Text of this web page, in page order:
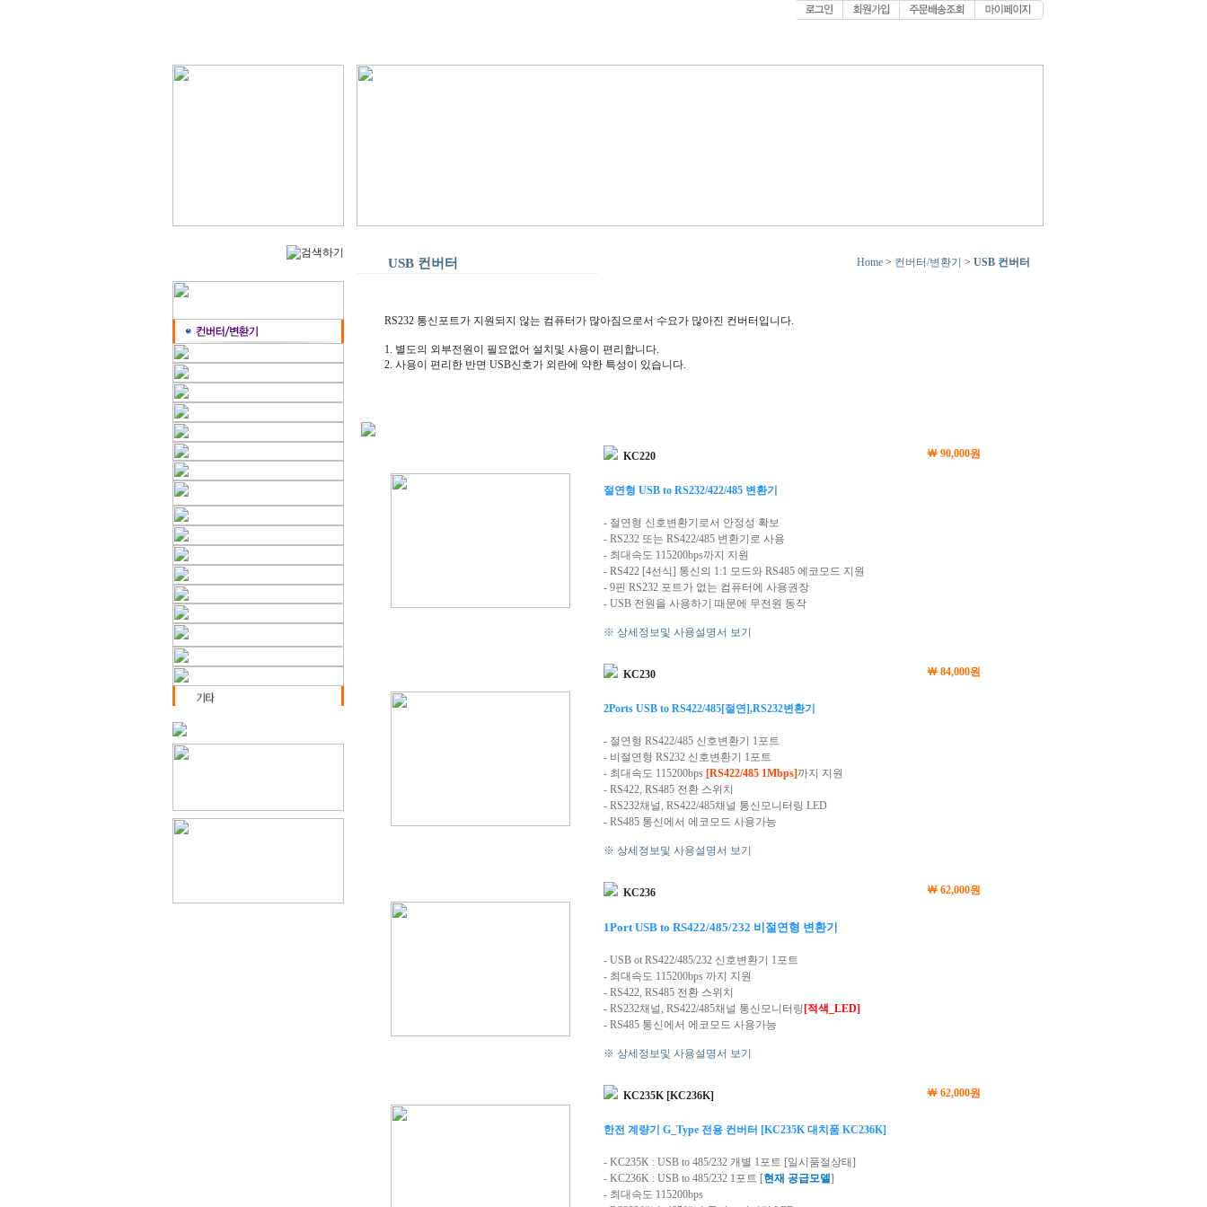
USB 컨버터 Home > 컨버터/변환기 > USB 컨버터
RS232 통신포트가 지원되지 않는 컴퓨터가 많아짐으로서 수요가 많아진 컨버터입니다.
1. 별도의 외부전원이 필요없어 설치및 사용이 편리합니다.
2. 사용이 편리한 반면 USB신호가 외란에 약한 특성이 있습니다.
KC220 ￦ 90,000원
절연형 USB to RS232/422/485 변환기
- 절연형 신호변환기로서 안정성 확보
- RS232 또는 RS422/485 변환기로 사용
- 최대속도 115200bps까지 지원
- RS422 [4선식] 통신의 1:1 모드와 RS485 에코모드 지원
- 9핀 RS232 포트가 없는 컴퓨터에 사용권장
- USB 전원을 사용하기 때문에 무전원 동작
※ 상세정보및 사용설명서 보기
KC230 ￦ 84,000원
2Ports USB to RS422/485[절연],RS232변환기
- 절연형 RS422/485 신호변환기 1포트
- 비절연형 RS232 신호변환기 1포트
- 최대속도 115200bps [RS422/485 1Mbps] 까지 지원
- RS422, RS485 전환 스위치
- RS232채널, RS422/485채널 통신모니터링 LED
- RS485 통신에서 에코모드 사용가능
※ 상세정보및 사용설명서 보기
KC236 ￦ 62,000원
1Port USB to RS422/485/232 비절연형 변환기
- USB ot RS422/485/232 신호변환기 1포트
- 최대속도 115200bps 까지 지원
- RS422, RS485 전환 스위치
- RS232채널, RS422/485채널 통신모니터링 [적색_LED]
- RS485 통신에서 에코모드 사용가능
※ 상세정보및 사용설명서 보기
KC235K [KC236K] ￦ 62,000원
한전 계량기 G_Type 전용 컨버터 [KC235K 대치품 KC236K]
- KC235K : USB to 485/232 개별 1포트 [일시품절상태]
- KC236K : USB to 485/232 1포트 [현재 공급모델]
- 최대속도 115200bps